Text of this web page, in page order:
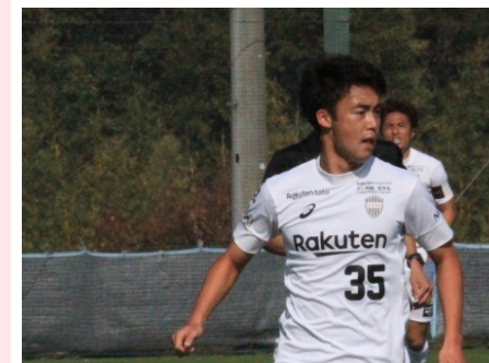
長谷川 アーリアジャスールさんがシンポジウム「気候変動から命